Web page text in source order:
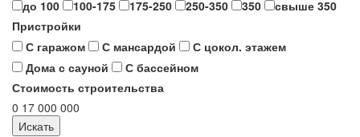
до 100
100-175 175-250 250-350 350
свыше 350
Пристройки
С гаражом
С мансардой
С цокол. этажем
Дома с сауной
С бассейном
Стоимость строительства
0 17 000 000